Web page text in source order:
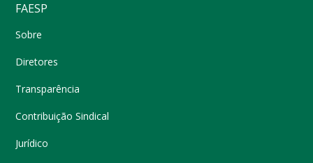
FAESP
Sobre
Diretores
Transparência
Contribuição Sindical
Jurídico